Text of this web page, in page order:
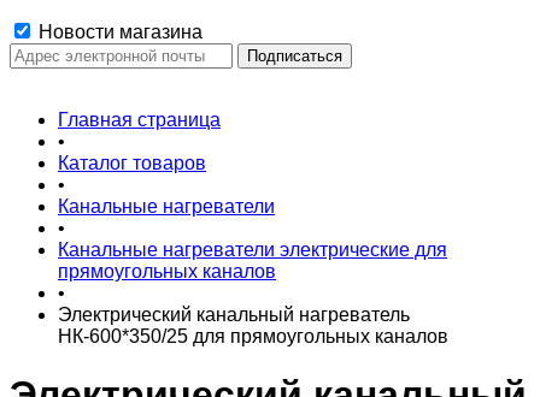
Новости магазина
Главная страница
•
Каталог товаров
•
Канальные нагреватели
•
Канальные нагреватели электрические для
прямоугольных каналов
•
Электрический канальный нагреватель
НК-600*350/25 для прямоугольных каналов